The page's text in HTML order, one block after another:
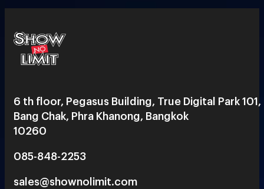
6 th floor, Pegasus Building, True Digital Park 101,
Bang Chak, Phra Khanong, Bangkok
10260
085-848-2253
sales@shownolimit.com